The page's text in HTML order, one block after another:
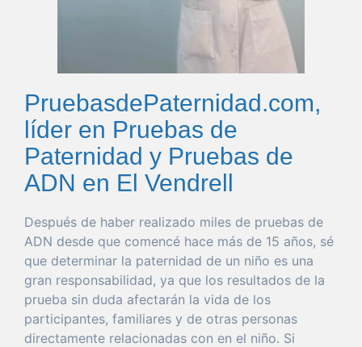
PruebasdePaternidad.com,
líder en Pruebas de
Paternidad y Pruebas de
ADN en El Vendrell
Después de haber realizado miles de pruebas de
ADN desde que comencé hace más de 15 años, sé
que determinar la paternidad de un niño es una
gran responsabilidad, ya que los resultados de la
prueba sin duda afectarán la vida de los
participantes, familiares y de otras personas
directamente relacionadas con en el niño. Si